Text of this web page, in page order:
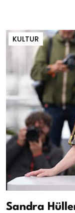
KULTUR
Sandra